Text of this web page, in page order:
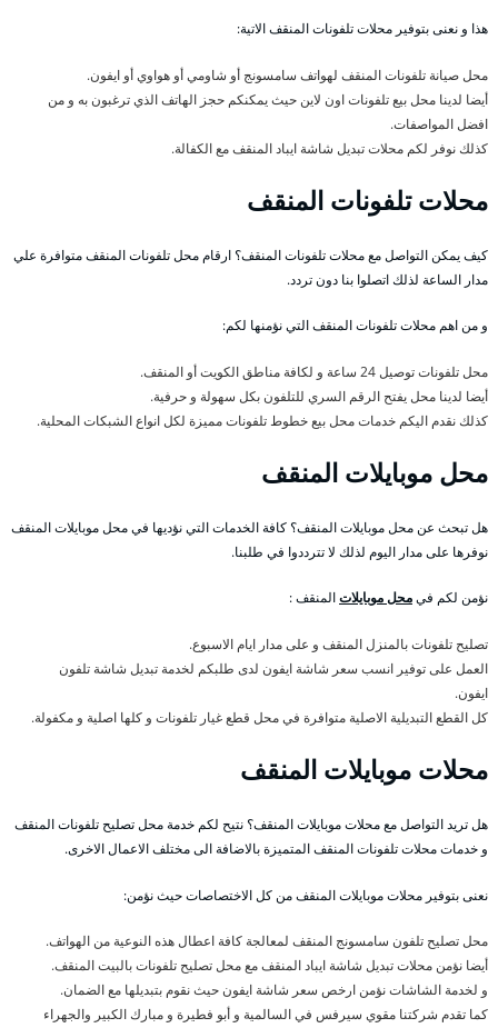
هذا و نعنى بتوفير محلات تلفونات المنقف الاتية:
محل صيانة تلفونات المنقف لهواتف سامسونج أو شاومي أو هواوي أو ايفون.
أيضا لدينا محل بيع تلفونات اون لاين حيث يمكنكم حجز الهاتف الذي ترغبون به و من
افضل المواصفات.
كذلك نوفر لكم محلات تبديل شاشة ايباد المنقف مع الكفالة.
محلات تلفونات المنقف
كيف يمكن التواصل مع محلات تلفونات المنقف؟ ارقام محل تلفونات المنقف متوافرة علي
مدار الساعة لذلك اتصلوا بنا دون تردد.
و من اهم محلات تلفونات المنقف التي نؤمنها لكم:
محل تلفونات توصيل 24 ساعة و لكافة مناطق الكويت أو المنقف.
أيضا لدينا محل يفتح الرقم السري للتلفون بكل سهولة و حرفية.
كذلك نقدم اليكم خدمات محل بيع خطوط تلفونات مميزة لكل انواع الشبكات المحلية.
محل موبايلات المنقف
هل تبحث عن محل موبايلات المنقف؟ كافة الخدمات التي نؤديها في محل موبايلات المنقف
نوفرها على مدار اليوم لذلك لا تترددوا في طلبنا.
نؤمن لكم فيمحل موبايلاتالمنقف :
تصليح تلفونات بالمنزل المنقف و على مدار ايام الاسبوع.
العمل على توفير انسب سعر شاشة ايفون لدى طلبكم لخدمة تبديل شاشة تلفون
ايفون.
كل القطع التبديلية الاصلية متوافرة في محل قطع غيار تلفونات و كلها اصلية و مكفولة.
محلات موبايلات المنقف
هل تريد التواصل مع محلات موبايلات المنقف؟ نتيح لكم خدمة محل تصليح تلفونات المنقف
و خدمات محلات تلفونات المنقف المتميزة بالاضافة الى مختلف الاعمال الاخرى.
نعنى بتوفير محلات موبايلات المنقف من كل الاختصاصات حيث نؤمن:
محل تصليح تلفون سامسونج المنقف لمعالجة كافة اعطال هذه النوعية من الهواتف.
أيضا نؤمن محلات تبديل شاشة ايباد المنقف مع محل تصليح تلفونات بالبيت المنقف.
و لخدمة الشاشات نؤمن ارخص سعر شاشة ايفون حيث نقوم بتبديلها مع الضمان.
كما تقدم شركتنا مقوي سيرفس في السالمية و أبو فطيرة و مبارك الكبير والجهراء